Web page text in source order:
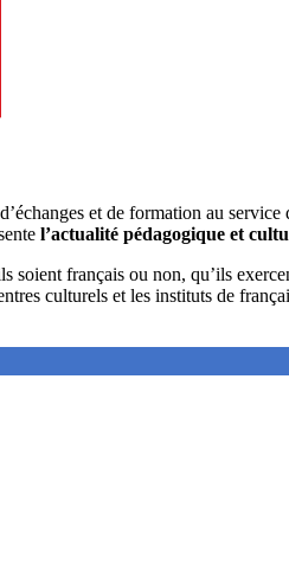
et de formation au
l’actualité pédagogique et
français ou non, qu’ils
culturels et les instituts de